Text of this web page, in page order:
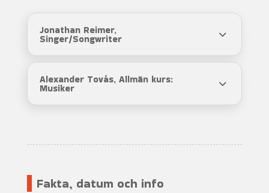
Jonathan Reimer,
Singer/Songwriter
Alexander Tovås, Allmän kurs:
Musiker
Fakta, datum och info